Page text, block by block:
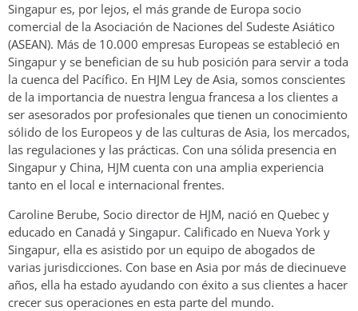
Singapur es, por lejos, el más grande de Europa socio
comercial de la Asociación de Naciones del Sudeste Asiático
(ASEAN). Más de 10.000 empresas Europeas se estableció en
Singapur y se benefician de su hub posición para servir a toda
la cuenca del Pacífico. En HJM Ley de Asia, somos conscientes
de la importancia de nuestra lengua francesa a los clientes a
ser asesorados por profesionales que tienen un conocimiento
sólido de los Europeos y de las culturas de Asia, los mercados,
las regulaciones y las prácticas. Con una sólida presencia en
Singapur y China, HJM cuenta con una amplia experiencia
tanto en el local e internacional frentes.
Caroline Berube, Socio director de HJM, nació en Quebec y
educado en Canadá y Singapur. Calificado en Nueva York y
Singapur, ella es asistido por un equipo de abogados de
varias jurisdicciones. Con base en Asia por más de diecinueve
años, ella ha estado ayudando con éxito a sus clientes a hacer
crecer sus operaciones en esta parte del mundo.